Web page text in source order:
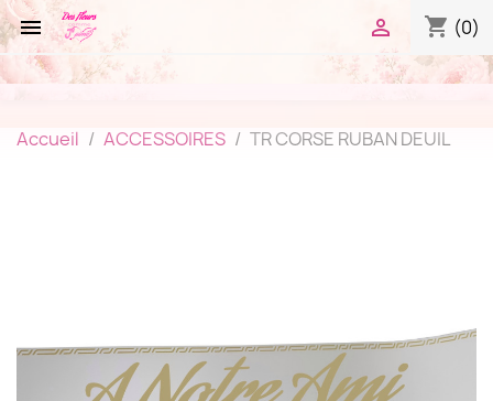
 shopping_cart (0)

Accueil ACCESSOIRES TR CORSE RUBAN DEUIL